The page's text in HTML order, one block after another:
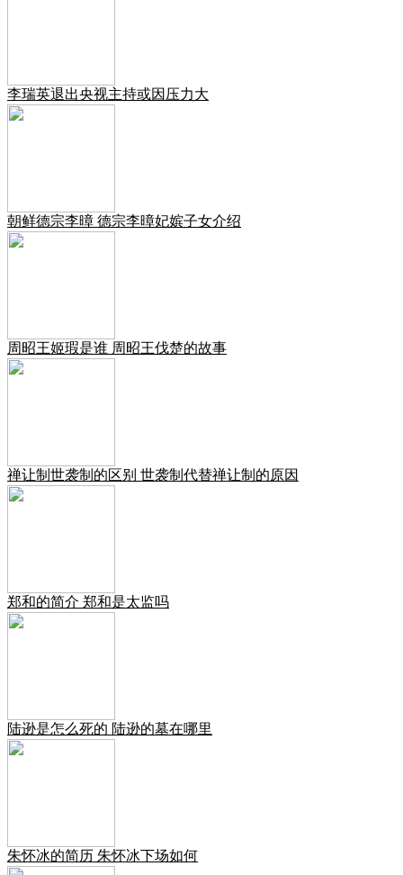
李瑞英退出央视主持或因压力大
朝鲜德宗李暲 德宗李暲妃嫔子女介绍
周昭王姬瑕是谁 周昭王伐楚的故事
禅让制世袭制的区别 世袭制代替禅让制的原因
郑和的简介 郑和是太监吗
陆逊是怎么死的 陆逊的墓在哪里
朱怀冰的简历 朱怀冰下场如何